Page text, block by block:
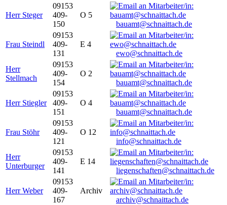
Herr Steger
09153
409-
150
O 5
bauamt@schnaittach.de
Frau Steindl
09153
409-
131
E 4
ewo@schnaittach.de
Herr
Stellmach
09153
409-
154
O 2
bauamt@schnaittach.de
Herr Stiegler
09153
409-
151
O 4
bauamt@schnaittach.de
Frau Stöhr
09153
409-
121
O 12
info@schnaittach.de
Herr
Unterburger
09153
409-
141
E 14
liegenschaften@schnaittach.de
Herr Weber
09153
409-
167
Archiv
archiv@schnaittach.de